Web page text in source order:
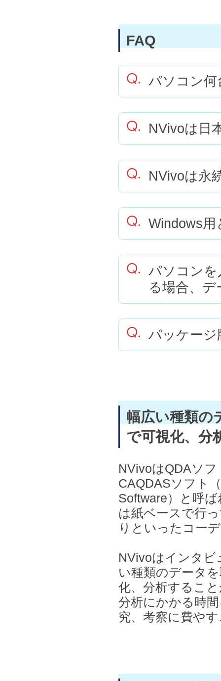
FAQ
パソコン
NVivoは日
NVivoは永
Windows
パソコンを
る場合、
パッケー
幅広い種類の
で可視化、分
NVivoはQDAソ
CAQDASソフト
Software）と呼
は紙ベースで行
りといったコー
NVivoはインタビ
い種類のデータ
化、分析するこ
分析にかかる時
究、考察に費や